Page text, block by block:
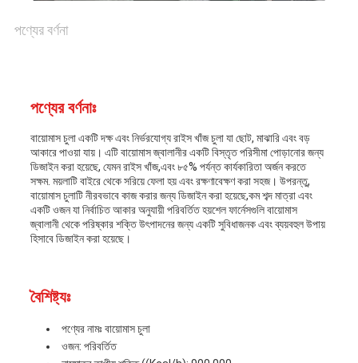
পণ্যের বর্ণনা
পণ্যের বর্ণনাঃ
বায়োমাস চুলা একটি দক্ষ এবং নির্ভরযোগ্য রাইস খাঁজ চুলা যা ছোট, মাঝারি এবং বড়
আকারে পাওয়া যায়। এটি বায়োমাস জ্বালানীর একটি বিস্তৃত পরিসীমা পোড়ানোর জন্য
ডিজাইন করা হয়েছে, যেমন রাইস খাঁজ,এবং ৮৫% পর্যন্ত কার্যকারিতা অর্জন করতে
সক্ষম. ময়লাটি বাইরে থেকে সরিয়ে ফেলা হয় এবং রক্ষণাবেক্ষণ করা সহজ। উপরন্তু,
বায়োমাস চুলাটি নীরবভাবে কাজ করার জন্য ডিজাইন করা হয়েছে,কম শব্দ মাত্রা এবং
একটি ওজন যা নির্বাচিত আকার অনুযায়ী পরিবর্তিত হয়শেল ফার্নেসগুলি বায়োমাস
জ্বালানী থেকে পরিষ্কার শক্তি উৎপাদনের জন্য একটি সুবিধাজনক এবং ব্যয়বহুল উপায়
হিসাবে ডিজাইন করা হয়েছে।
বৈশিষ্ট্যঃ
পণ্যের নামঃ বায়োমাস চুলা
ওজন: পরিবর্তিত